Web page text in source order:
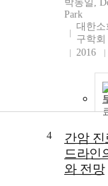
박동일,
Park
대한
구학회
2016
4
간암 진
드라인
와 전망